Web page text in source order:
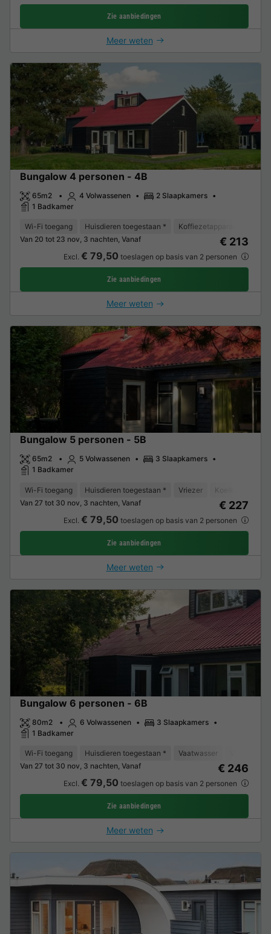
Zie aanbiedingen
Meer weten
Bungalow 4 personen - 4B
65m2 4 Volwassenen
2 Slaapkamers
1 Badkamer
Wi-Fi toegang Huisdieren toegestaan * Koffiezetapparaat
Van 20 tot 23 nov, 3 nachten, Vanaf
€ 213
Excl. € 79,50 toeslagen op basis van 2 personen
Zie aanbiedingen
Meer weten
Bungalow 5 personen - 5B
65m2 5 Volwassenen
3 Slaapkamers
1 Badkamer
Wi-Fi toegang Huisdieren toegestaan * Vriezer Koelkast
Van 27 tot 30 nov, 3 nachten, Vanaf
€ 227
Excl. € 79,50 toeslagen op basis van 2 personen
Zie aanbiedingen
Meer weten
Bungalow 6 personen - 6B
80m2 6 Volwassenen
3 Slaapkamers
1 Badkamer
Wi-Fi toegang Huisdieren toegestaan * Vaatwasser
Van 27 tot 30 nov, 3 nachten, Vanaf
€ 246
Excl. € 79,50 toeslagen op basis van 2 personen
Zie aanbiedingen
Meer weten